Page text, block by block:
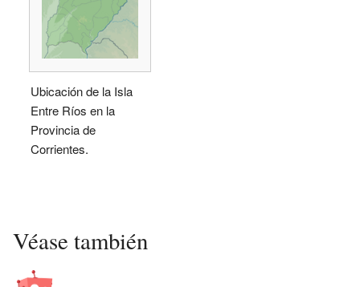
Ubicación de la Isla
Entre Ríos en la
Provincia de
Corrientes.
Véase también